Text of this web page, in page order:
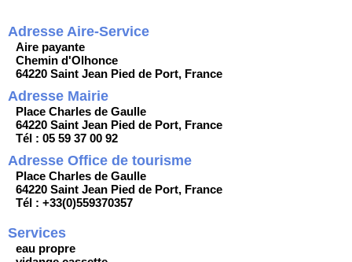
Adresse Aire-Service
Aire payante
Chemin d'Olhonce
64220 Saint Jean Pied de Port, France
Adresse Mairie
Place Charles de Gaulle
64220 Saint Jean Pied de Port, France
Tél : 05 59 37 00 92
Adresse Office de tourisme
Place Charles de Gaulle
64220 Saint Jean Pied de Port, France
Tél : +33(0)559370357
Services
eau propre